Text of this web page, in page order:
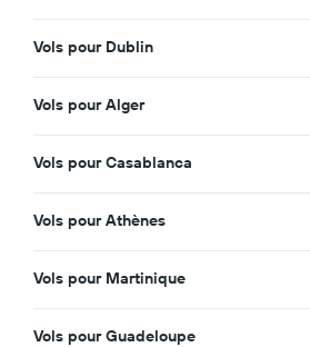
Vols pour Dublin
Vols pour Alger
Vols pour Casablanca
Vols pour Athènes
Vols pour Martinique
Vols pour Guadeloupe